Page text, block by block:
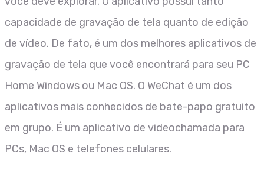
capacidade de gravação de tela quanto de edição
de vídeo. De fato, é um dos melhores aplicativos de
gravação de tela que você encontrará para seu PC
Home Windows ou Mac OS. O WeChat é um dos
aplicativos mais conhecidos de bate-papo gratuito
em grupo. É um aplicativo de videochamada para
PCs, Mac OS e telefones celulares.